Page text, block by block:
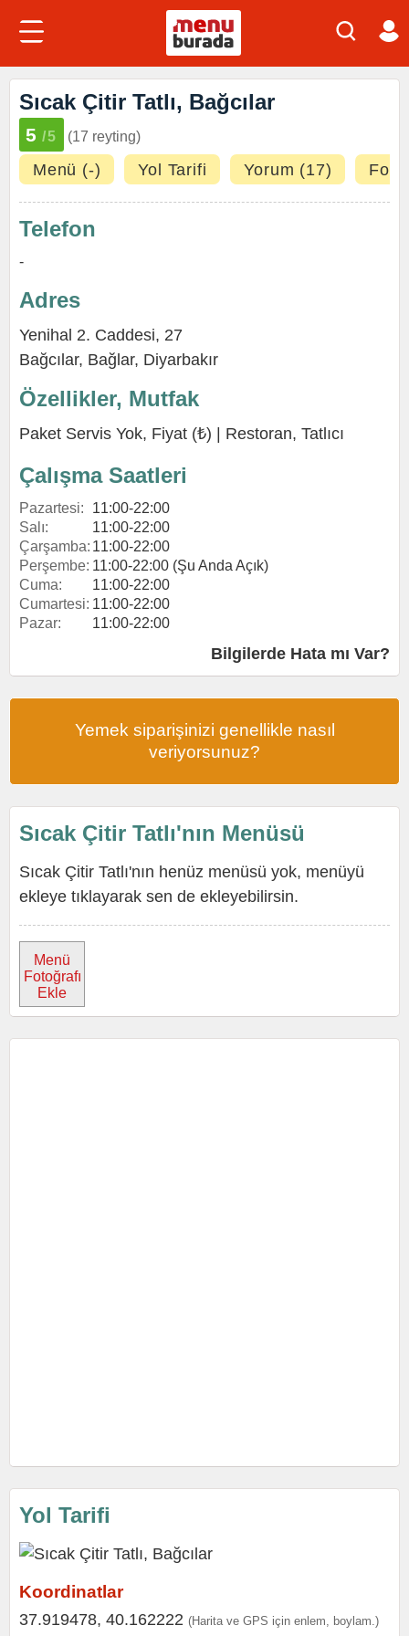
Sıcak Çitir Tatlı, Bağcılar
5 /5 (17 reyting)
Menü (-) Yol Tarifi Yorum (17)
Telefon
-
Adres
Yenihal 2. Caddesi, 27
Bağcılar, Bağlar, Diyarbakır
Özellikler, Mutfak
Paket Servis Yok, Fiyat (₺) | Restoran, Tatlıcı
Çalışma Saatleri
Pazartesi:
11:00-22:00
Salı:
11:00-22:00
Çarşamba: 11:00-22:00
Perşembe: 11:00-22:00 (Şu Anda Açık)
Cuma:
11:00-22:00
Cumartesi: 11:00-22:00
Pazar:
11:00-22:00
Bilgilerde Hata mı Var?
Yemek siparişinizi genellikle nasıl
veriyorsunuz?
Sıcak Çitir Tatlı'nın Menüsü
Sıcak Çitir Tatlı'nın henüz menüsü yok, menüyü
ekleye tıklayarak sen de ekleyebilirsin.
Menü
Fotoğrafı
Ekle
Yol Tarifi
Koordinatlar
37.919478, 40.162222 (Harita ve GPS için enlem, boylam.)